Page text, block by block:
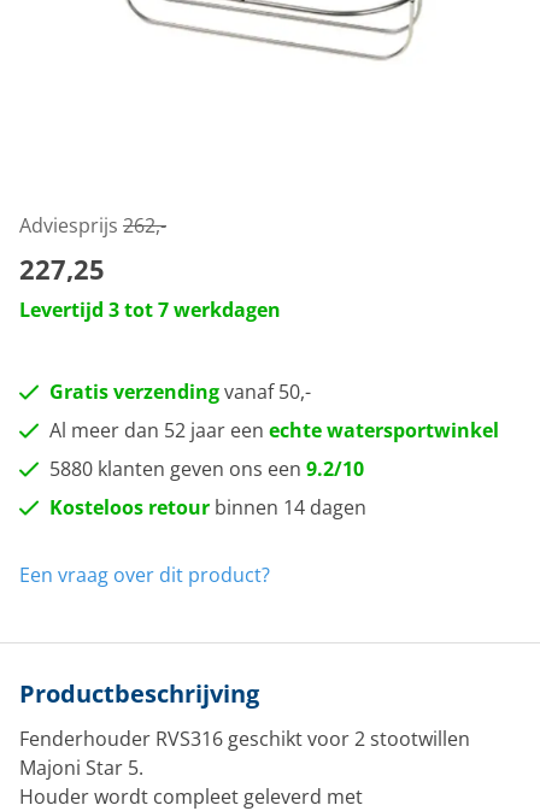
Adviesprijs 262,-
227,25
Levertijd 3 tot 7 werkdagen
Gratis verzendingvanaf 50,-
Al meer dan 52 jaar een echte watersportwinkel
5880 klanten geven ons een 9.2/10
Kosteloos retour binnen 14 dagen
Een vraag over dit product?
Productbeschrijving
Fenderhouder RVS316 geschikt voor 2 stootwillen
Majoni Star 5.
Houder wordt compleet geleverd met